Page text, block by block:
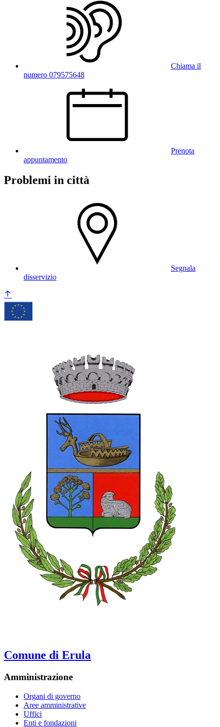
Chiama il
numero 079575648
Prenota
appuntamento
Problemi in città
Segnala
disservizio
Comune di Erula
Amministrazione
Organi di governo
Aree amministrative
Uffici
Enti e fondazioni